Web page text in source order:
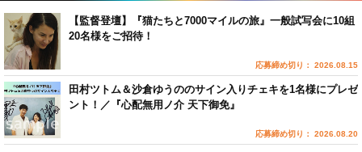
【監督登壇】『猫たちと7000マイルの旅』一般試写会に10組
20名様をご招待！
応募締め切り： 2026.08.15
田村ツトム＆沙倉ゆうののサイン入りチェキを1名様にプレゼ
ント！／『心配無用ノ介 天下御免』
応募締め切り： 2026.08.20